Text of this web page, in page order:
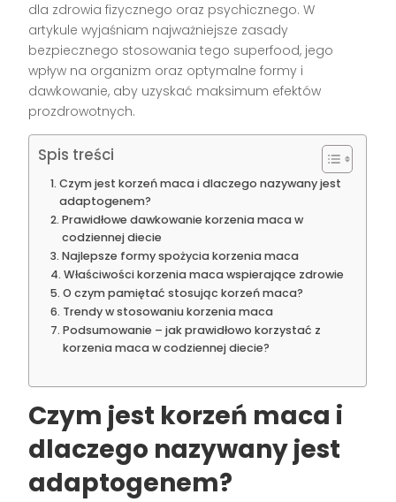
dla zdrowia fizycznego oraz psychicznego. W
artykule wyjaśniam najważniejsze zasady
bezpiecznego stosowania tego superfood, jego
wpływ na organizm oraz optymalne formy i
dawkowanie, aby uzyskać maksimum efektów
prozdrowotnych.
Spis treści
Czym jest korzeń maca i dlaczego nazywany jest
adaptogenem?
Prawidłowe dawkowanie korzenia maca w
codziennej diecie
Najlepsze formy spożycia korzenia maca
Właściwości korzenia maca wspierające zdrowie
O czym pamiętać stosując korzeń maca?
Trendy w stosowaniu korzenia maca
Podsumowanie – jak prawidłowo korzystać z
korzenia maca w codziennej diecie?
Czym jest korzeń maca i
dlaczego nazywany jest
adaptogenem?